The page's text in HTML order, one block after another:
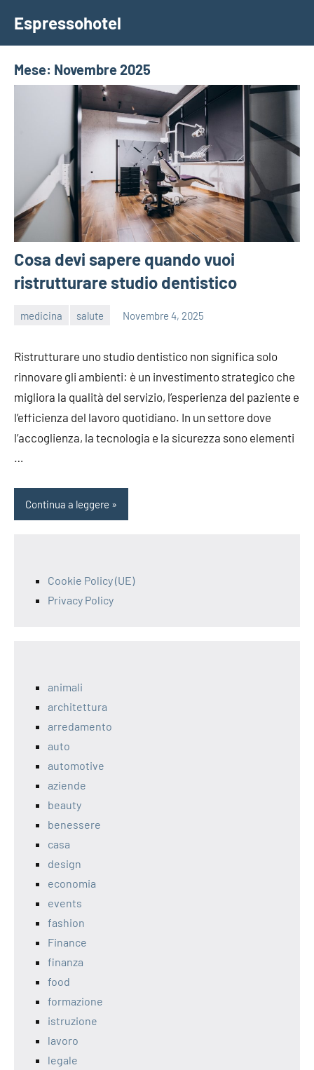
contenuto
Espressohotel
Dove
le
Notizie
Mese: Novembre 2025
Cosa devi sapere quando vuoi
ristrutturare studio dentistico
medicina salute Novembre 4, 2025
Ristrutturare uno studio dentistico non significa solo
rinnovare gli ambienti: è un investimento strategico che
migliora la qualità del servizio, l’esperienza del paziente e
l’efficienza del lavoro quotidiano. In un settore dove
l’accoglienza, la tecnologia e la sicurezza sono elementi
…
Continua a leggere
Cookie Policy (UE)
Privacy Policy
animali
architettura
arredamento
auto
automotive
aziende
beauty
benessere
casa
design
economia
events
fashion
Finance
finanza
food
formazione
istruzione
lavoro
legale